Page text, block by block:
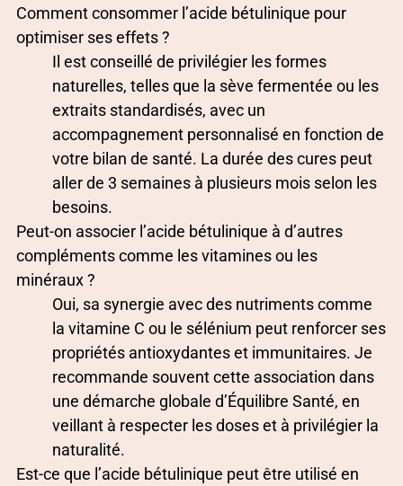
Comment consommer l’acide bétulinique pour
optimiser ses effets ?
Il est conseillé de privilégier les formes
naturelles, telles que la sève fermentée ou les
extraits standardisés, avec un
accompagnement personnalisé en fonction de
votre bilan de santé. La durée des cures peut
aller de 3 semaines à plusieurs mois selon les
besoins.
Peut-on associer l’acide bétulinique à d’autres
compléments comme les vitamines ou les
minéraux ?
Oui, sa synergie avec des nutriments comme
la vitamine C ou le sélénium peut renforcer ses
propriétés antioxydantes et immunitaires. Je
recommande souvent cette association dans
une démarche globale d’Équilibre Santé, en
veillant à respecter les doses et à privilégier la
naturalité.
Est-ce que l’acide bétulinique peut être utilisé en